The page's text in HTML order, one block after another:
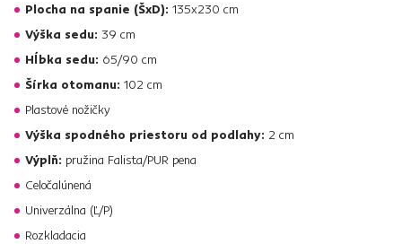
Plocha na spanie (ŠxD): 135x230 cm
Výška sedu: 39 cm
Hĺbka sedu: 65/90 cm
Šírka otomanu: 102 cm
Plastové nožičky
Výška spodného priestoru od podlahy: 2 cm
Výplň: pružina Falista/PUR pena
Celočalúnená
Univerzálna (Ľ/P)
Rozkladacia